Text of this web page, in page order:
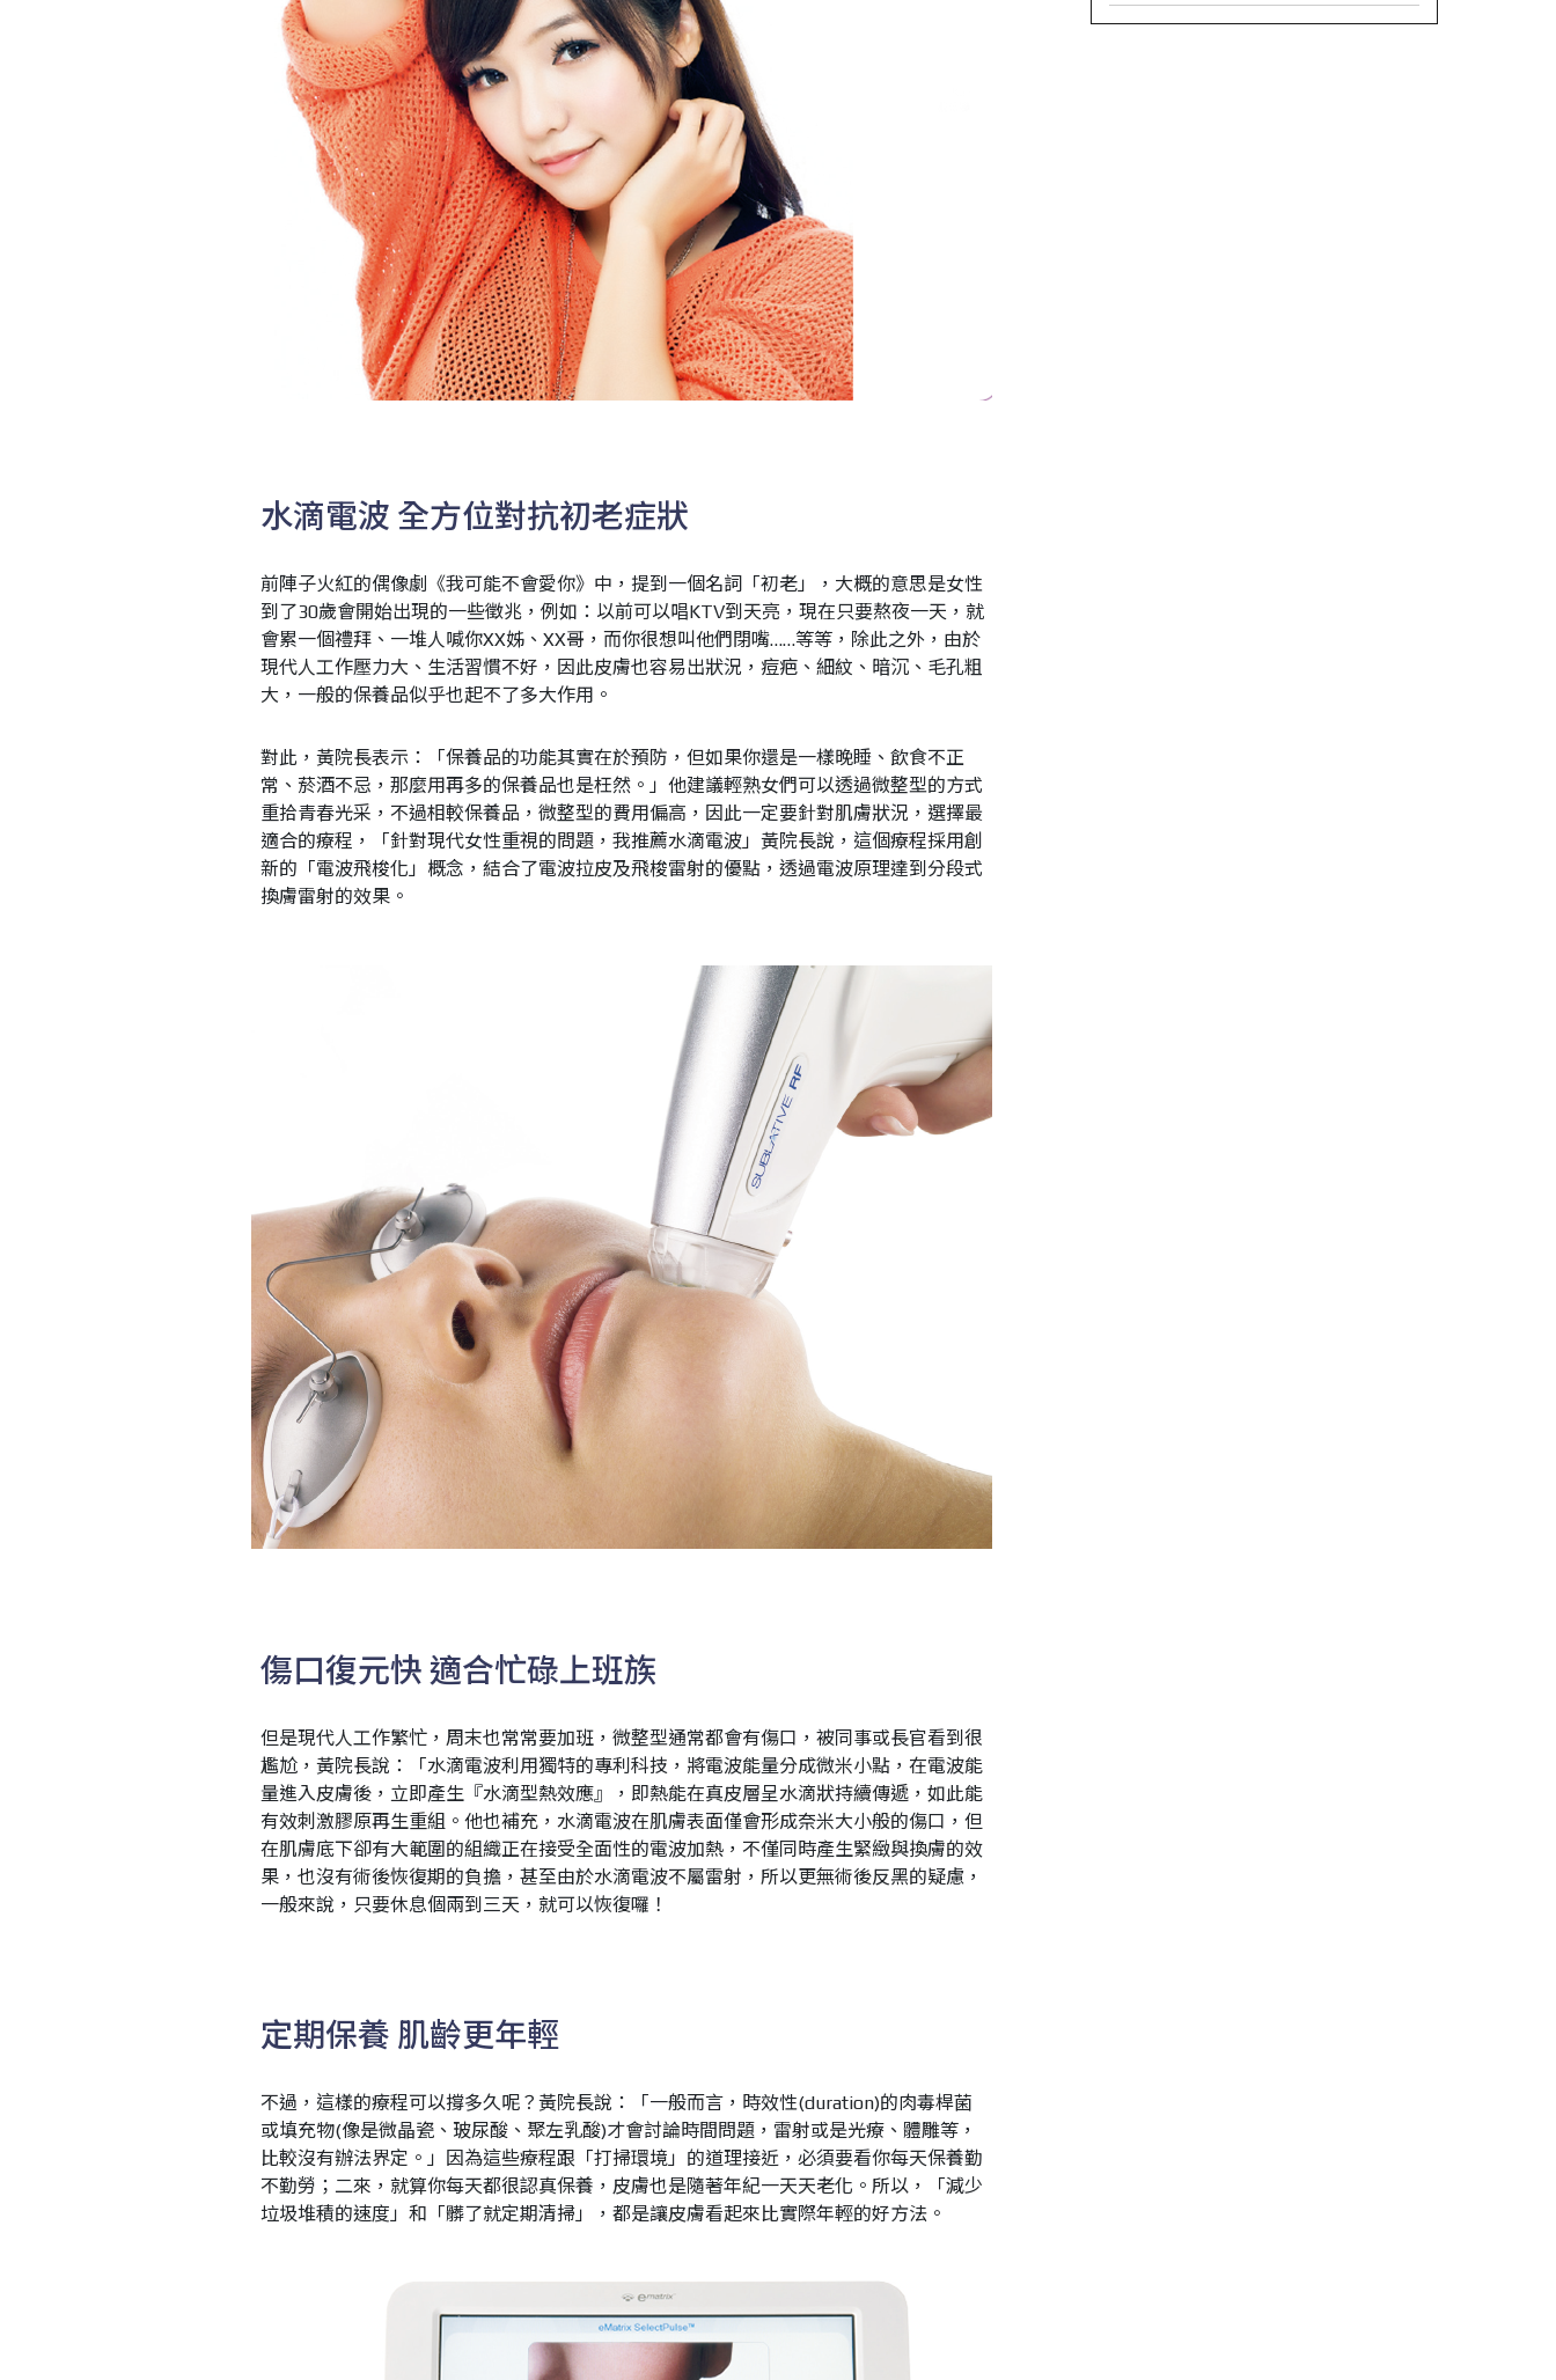
水滴電波 全方位對抗初老症狀
前陣子火紅的偶像劇《我可能不會愛你》中，提到一個名詞「初老」，大概的意思是女性
到了30歲會開始出現的一些徵兆，例如：以前可以唱KTV到天亮，現在只要熬夜一天，就
會累一個禮拜、一堆人喊你XX姊、XX哥，而你很想叫他們閉嘴……等等，除此之外，由於
現代人工作壓力大、生活習慣不好，因此皮膚也容易出狀況，痘疤、細紋、暗沉、毛孔粗
大，一般的保養品似乎也起不了多大作用。
對此，黃院長表示：「保養品的功能其實在於預防，但如果你還是一樣晚睡、飲食不正
常、菸酒不忌，那麼用再多的保養品也是枉然。」他建議輕熟女們可以透過微整型的方式
重拾青春光采，不過相較保養品，微整型的費用偏高，因此一定要針對肌膚狀況，選擇最
適合的療程，「針對現代女性重視的問題，我推薦水滴電波」黃院長說，這個療程採用創
新的「電波飛梭化」概念，結合了電波拉皮及飛梭雷射的優點，透過電波原理達到分段式
換膚雷射的效果。
傷口復元快 適合忙碌上班族
但是現代人工作繁忙，周末也常常要加班，微整型通常都會有傷口，被同事或長官看到很
尷尬，黃院長說：「水滴電波利用獨特的專利科技，將電波能量分成微米小點，在電波能
量進入皮膚後，立即產生『水滴型熱效應』，即熱能在真皮層呈水滴狀持續傳遞，如此能
有效刺激膠原再生重組。他也補充，水滴電波在肌膚表面僅會形成奈米大小般的傷口，但
在肌膚底下卻有大範圍的組織正在接受全面性的電波加熱，不僅同時產生緊緻與換膚的效
果，也沒有術後恢復期的負擔，甚至由於水滴電波不屬雷射，所以更無術後反黑的疑慮，
一般來說，只要休息個兩到三天，就可以恢復囉！
定期保養 肌齡更年輕
不過，這樣的療程可以撐多久呢？黃院長說：「一般而言，時效性(duration)的肉毒桿菌
或填充物(像是微晶瓷、玻尿酸、聚左乳酸)才會討論時間問題，雷射或是光療、體雕等，
比較沒有辦法界定。」因為這些療程跟「打掃環境」的道理接近， 必須要看你每天保養勤
不勤勞；二來，就算你每天都很認真保養，皮膚也是隨著年紀一天天老化。 所以，「減少
垃圾堆積的速度」和「髒了就定期清掃」，都是讓皮膚看起來比實際年輕的好方法。